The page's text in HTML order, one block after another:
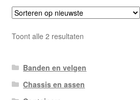
Toont alle 2 resultatenGesorteerd
Banden en velgen
Chassis en assen